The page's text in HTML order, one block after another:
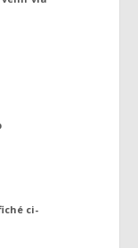
ci-